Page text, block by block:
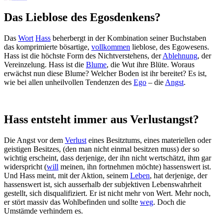
Das Lieblose des Egosdenkens?
Das Wort Hass beherbergt in der Kombination seiner Buchstaben
das komprimierte bösartige, vollkommen lieblose, des Egowesens.
Hass ist die höchste Form des Nichtverstehens, derAblehnung, der
Vereinzelung. Hass ist die Blume, die Wut ihre Blüte. Woraus
erwächst nun diese Blume? Welcher Boden ist ihr bereitet? Es ist,
wie bei allen unheilvollen Tendenzen des Ego – die Angst.
Hass entsteht immer aus Verlustangst?
Die Angst vor dem Verlust eines Besitztums, eines materiellen oder
geistigen Besitzes, (den man nicht einmal besitzen muss) der so
wichtig erscheint, dass derjenige, der ihn nicht wertschätzt, ihm gar
widerspricht (will meinen, ihn fortnehmen möchte) hassenswert ist.
Und Hass meint, mit der Aktion, seinem Leben, hat derjenige, der
hassenswert ist, sich ausserhalb der subjektiven Lebenswahrheit
gestellt, sich disqualifiziert. Er ist nicht mehr von Wert. Mehr noch,
er stört massiv das Wohlbefinden und sollte weg. Doch die
Umstämde verhindern es.